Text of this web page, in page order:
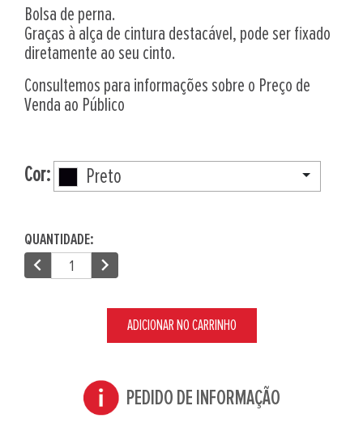
Bolsa de perna.
Graças à alça de cintura destacável, pode ser fixado
diretamente ao seu cinto.
Consultemos para informações sobre o Preço de
Venda ao Público
Cor: Preto
QUANTIDADE:
chevron_left chevron_right
ADICIONAR NO CARRINHO
PEDIDO DE INFORMAÇÃO